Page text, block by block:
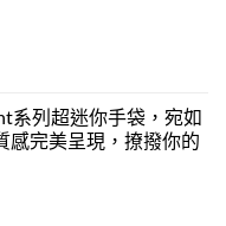
系列超迷你手袋，宛如
感完美呈現，撩撥你的